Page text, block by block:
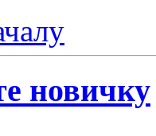
новичку